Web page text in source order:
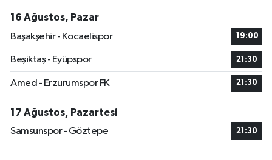
16 Ağustos, Pazar
Başakşehir - Kocaelispor
19:00
Beşiktaş - Eyüpspor 21:30
Amed - Erzurumspor FK 21:30
17 Ağustos, Pazartesi
Samsunspor - Göztepe
21:30